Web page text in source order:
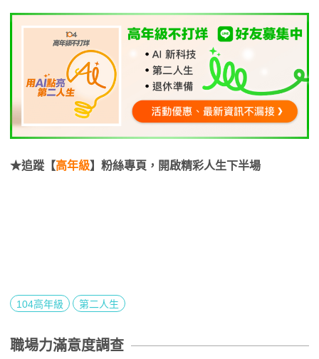
★追蹤【高年級】粉絲專頁，開啟精彩人生下半場
104高年級 第二人生
職場力滿意度調查